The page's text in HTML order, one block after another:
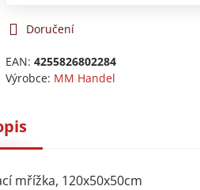
Doručení
EAN:4255826802284
Výrobce: MM Handel
mřížka, 120x50x50cm